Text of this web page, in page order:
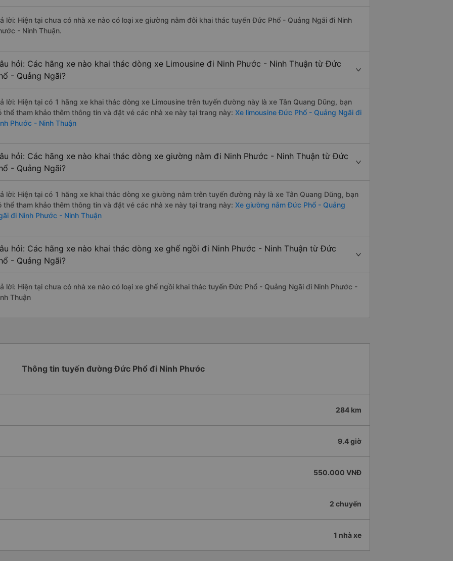
lời: Hiện tại chưa có nhà xe nào có loại xe giường nằm đôi khai thác tuyến Đức Phổ - Quảng Ngãi đi Ninh
- Ninh Thuận.
hỏi: Các hãng xe nào khai thác dòng xe Limousine đi Ninh Phước - Ninh Thuận từ Đức
- Quảng Ngãi?
lời: Hiện tại có 1 hãng xe khai thác dòng xe Limousine trên tuyến đường này là xe Tân Quang Dũng, bạn
thể tham khảo thêm thông tin và đặt vé các nhà xe này tại trang này: Xe limousine Đức Phổ - Quảng Ngãi đi
Phước - Ninh Thuận
hỏi: Các hãng xe nào khai thác dòng xe giường nằm đi Ninh Phước - Ninh Thuận từ Đức
- Quảng Ngãi?
lời: Hiện tại có 1 hãng xe khai thác dòng xe giường nằm trên tuyến đường này là xe Tân Quang Dũng, bạn
thể tham khảo thêm thông tin và đặt vé các nhà xe này tại trang này: Xe giường nằm Đức Phổ - Quảng
đi Ninh Phước - Ninh Thuận
hỏi: Các hãng xe nào khai thác dòng xe ghế ngồi đi Ninh Phước - Ninh Thuận từ Đức
- Quảng Ngãi?
lời: Hiện tại chưa có nhà xe nào có loại xe ghế ngồi khai thác tuyến Đức Phổ - Quảng Ngãi đi Ninh Phước -
Thuận
Thông tin tuyến đường Đức Phổ đi Ninh Phước
284 km
9.4 giờ
550.000 VNĐ
2 chuyến
1 nhà xe